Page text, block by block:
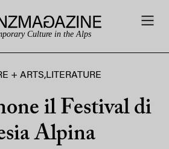
Culture in the Alps
+ ARTS,LITERATURE
il Festival di
Alpina